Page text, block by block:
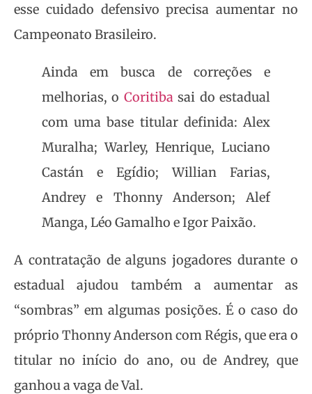
esse cuidado defensivo precisa aumentar no
Campeonato Brasileiro.
Ainda em busca de correções e
melhorias, o Coritiba sai do estadual
com uma base titular definida: Alex
Muralha; Warley, Henrique, Luciano
Castán e Egídio; Willian Farias,
Andrey e Thonny Anderson; Alef
Manga, Léo Gamalho e Igor Paixão.
A contratação de alguns jogadores durante o
estadual ajudou também a aumentar as
“sombras” em algumas posições. É o caso do
próprio Thonny Anderson com Régis, que era o
titular no início do ano, ou de Andrey, que
ganhou a vaga de Val.